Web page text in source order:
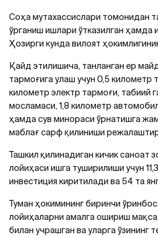
Соҳа мутахассислари томонидан
ўрганиш ишлари ўтказилган ҳамда
Ҳозирги кунда вилоят
Қайд этилишича, танланган ер
тармоғига улаш учун 0,5 километр
километр электр тармоғи, табиий
мосламаси, 1,8 километр
ҳамда сув минораси ўрнатишга
маблағ сарф қилиниши
Ташкил қилинадиган кичик саноат
лойиҳаси ишга туширилиши учун
инвестиция киритилади ва 54 та
Туман ҳокимининг биринчи
лойиҳаларни амалга ошириш
билан учрашган ва уларга ўзининг